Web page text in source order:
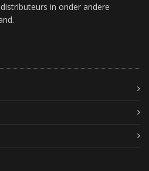
in onder andere